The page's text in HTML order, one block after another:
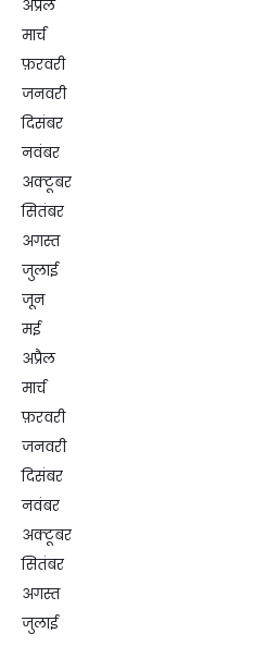
अप्रैल
मार्च
फ़रवरी
जनवरी
दिसंबर
नवंबर
अक्टूबर
सितंबर
अगस्त
जुलाई
जून
मई
अप्रैल
मार्च
फ़रवरी
जनवरी
दिसंबर
नवंबर
अक्टूबर
सितंबर
अगस्त
जुलाई